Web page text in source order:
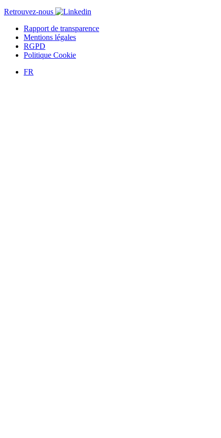
Retrouvez-nous
Rapport de transparence
Mentions légales
RGPD
Politique Cookie
FR